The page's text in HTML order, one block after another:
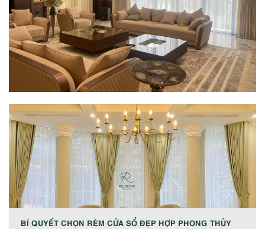
BÍ QUYẾT CHỌN RÈM CỬA SỔ ĐẸP HỢP PHONG THỦY